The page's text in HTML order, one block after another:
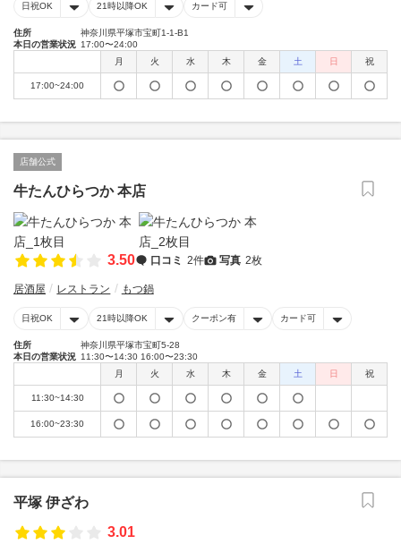
日祝OK 21時以降OK カード可
住所
神奈川県平塚市宝町1-1-B1
本日の営業状況 17:00〜24:00
月
火 水 木 金 土 日 祝
17:00~24:00
店舗公式
牛たんひらつか 本店
3.50 口コミ 2件 写真 2枚
居酒屋 レストラン もつ鍋
日祝OK 21時以降OK クーポン有 カード可
住所
神奈川県平塚市宝町5-28
本日の営業状況 11:30〜14:30 16:00〜23:30
月
火 水 木 金 土 日 祝
11:30~14:30
16:00~23:30
平塚 伊ざわ
3.01